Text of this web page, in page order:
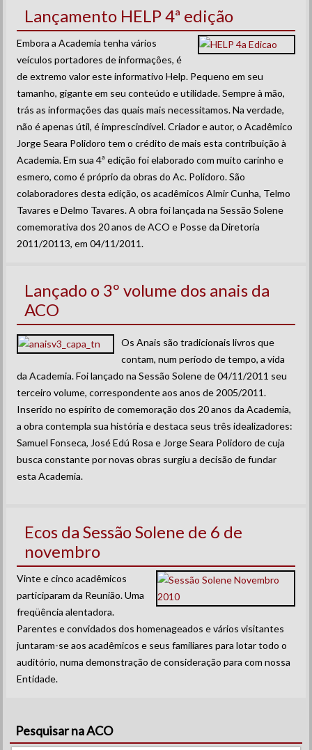
Lançamento HELP 4ª edição
Embora a Academia tenha vários
veículos portadores de informações, é
de extremo valor este informativo Help. Pequeno em seu
tamanho, gigante em seu conteúdo e utilidade. Sempre à mão,
trás as informações das quais mais necessitamos. Na verdade,
não é apenas útil, é imprescindível. Criador e autor, o Acadêmico
Jorge Seara Polidoro tem o crédito de mais esta contribuição à
Academia. Em sua 4ª edição foi elaborado com muito carinho e
esmero, como é próprio da obras do Ac. Polidoro. São
colaboradores desta edição, os acadêmicos Almir Cunha, Telmo
Tavares e Delmo Tavares. A obra foi lançada na Sessão Solene
comemorativa dos 20 anos de ACO e Posse da Diretoria
2011/20113, em 04/11/2011.
Lançado o 3º volume dos anais da
ACO
Os Anais são tradicionais livros que
contam, num período de tempo, a vida
da Academia. Foi lançado na Sessão Solene de 04/11/2011 seu
terceiro volume, correspondente aos anos de 2005/2011.
Inserido no espírito de comemoração dos 20 anos da Academia,
a obra contempla sua história e destaca seus três idealizadores:
Samuel Fonseca, José Edú Rosa e Jorge Seara Polidoro de cuja
busca constante por novas obras surgiu a decisão de fundar
esta Academia.
Ecos da Sessão Solene de 6 de
novembro
Vinte e cinco acadêmicos
participaram da Reunião. Uma
freqüência alentadora.
Parentes e convidados dos homenageados e vários visitantes
juntaram-se aos acadêmicos e seus familiares para lotar todo o
auditório, numa demonstração de consideração para com nossa
Entidade.
Pesquisar na ACO